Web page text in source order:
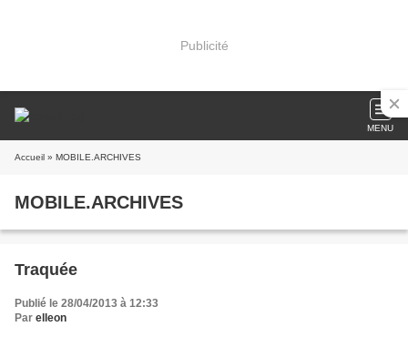
Publicité
MENU
Accueil » MOBILE.ARCHIVES
MOBILE.ARCHIVES
Traquée
Publié le 28/04/2013 à 12:33
Par elleon